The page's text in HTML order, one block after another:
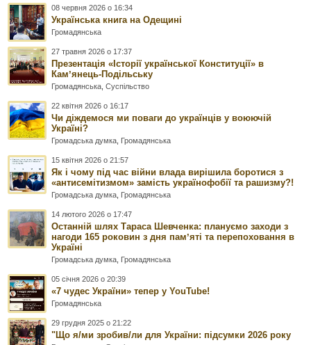
08 червня 2026 о 16:34
Українська книга на Одещині
Громадянська
27 травня 2026 о 17:37
Презентація «Історії української Конституції» в
Камʼянець-Подільську
Громадянська ,Суспільство
22 квітня 2026 о 16:17
Чи діждемося ми поваги до українців у воюючій
Україні?
Громадська думка Громадянська
15 квітня 2026 о 21:57
Як і чому під час війни влада вирішила боротися з
«антисемітизмом» замість українофобії та рашизму?!
Громадська думка Громадянська
14 лютого 2026 о 17:47
Останній шлях Тараса Шевченка: плануємо заходи з
нагоди 165 роковин з дня памʼяті та перепоховання в
Україні
Громадська думка Громадянська
05 січня 2026 о 20:39
«7 чудес України» тепер у YouTube!
Громадянська
29 грудня 2025 о 21:22
"Що я/ми зробив/ли для України: підсумки 2026 року